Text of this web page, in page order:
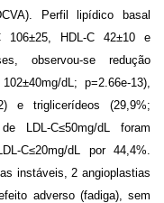
Perfil lipídico basal
106±25, HDL-C 42±10 e
observou-se redução
dL; p=2.66e-13),
e triglicerídeos (29,9%;
LDL-C≤50mg/dL foram
C≤20mg/dL por 44,4%.
instáveis, 2 angioplastias
adverso (fadiga), sem